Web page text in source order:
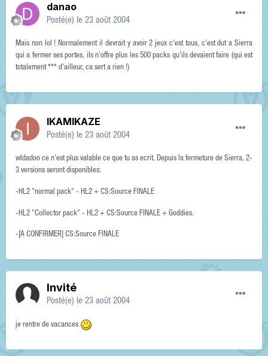
danao
Posté(e) le 23 août 2004
Mais non lol ! Normalement il devrait y avoir 2 jeux c'est tous, c'est dut a Sierra
qui a fermer ses portes, ils n'offre plus les 500 packs qu'ils devaient faire (qui est
totalement *** d'ailleur, ca sert a rien !)
IKAMIKAZE
Posté(e) le 23 août 2004
wldadoo ce n'est plus valable ce que tu as ecrit. Depuis la fermeture de Sierra, 2-
3 versions seront disponibles:
-HL2 "normal pack" - HL2 + CS:Source FINALE
-HL2 "Collector pack" - HL2 + CS:Source FINALE + Goddies.
-[A CONFIRMER] CS:Source FINALE
Invité
Posté(e) le 23 août 2004
je rentre de vacances